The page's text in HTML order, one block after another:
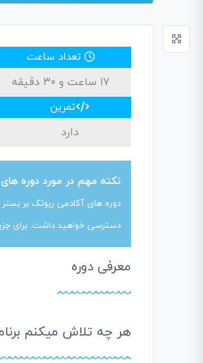
تعداد ساعت
۱۷ ساعت و ۳۰ دقیقه
تمرین
دارد
نکته مهم در مورد دوره
دسترسی خواهید داشت. برای
معرفی دوره
هر چه تلاش میکنم